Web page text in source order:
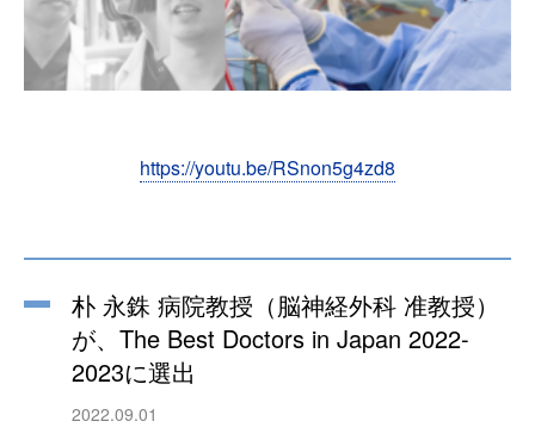
https://youtu.be/RSnon5g4zd8
朴 永銖 病院教授（脳神経外科 准教授）
が、The Best Doctors in Japan 2022-
2023に選出
2022.09.01